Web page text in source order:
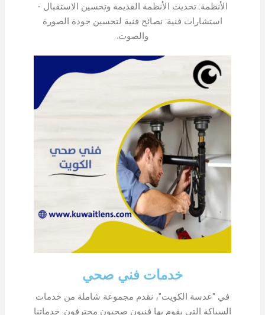
الأنظمة: تحديث الأنظمة القديمة وتحسين الاستقبال -
استشارات فنية: نصائح فنية لتحسين جودة الصورة
والصوت.
خدمات فني صحي
في "عدسة الكويت"، نقدم مجموعة شاملة من خدمات
السباكة التي يقوم بها فنيون صحيون محترفون. خدماتنا